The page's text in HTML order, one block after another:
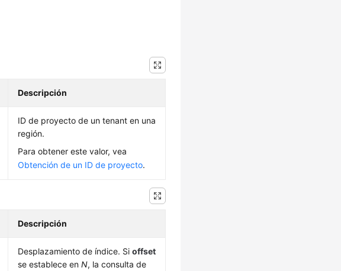
Descripción
ID de proyecto de un tenant en una
región.
Para obtener este valor, vea
Obtención de un ID de proyecto.
Descripción
Desplazamiento de índice. Sioffset
se establece enN, la consulta de